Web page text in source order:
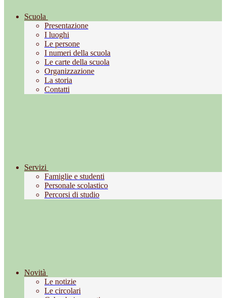
Scuola
Presentazione
I luoghi
Le persone
I numeri della scuola
Le carte della scuola
Organizzazione
La storia
Contatti
Servizi
Famiglie e studenti
Personale scolastico
Percorsi di studio
Novità
Le notizie
Le circolari